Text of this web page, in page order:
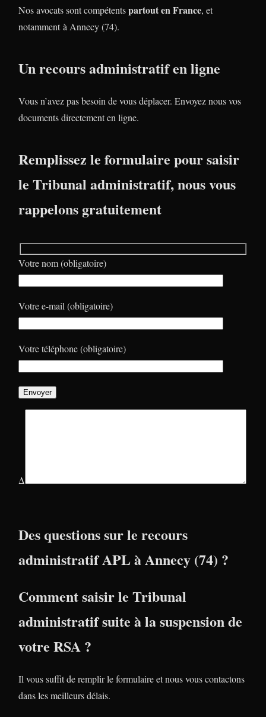
Nos avocats sont compétentspartout en France, et
notamment à Annecy (74).
Un recours administratif en ligne
Vous n’avez pas besoin de vous déplacer. Envoyez nous vos
documents directement en ligne.
Remplissez le formulaire pour saisir
le Tribunal administratif, nous vous
rappelons gratuitement
Votre nom (obligatoire)
Votre e-mail (obligatoire)
Votre téléphone (obligatoire)
Δ
Des questions sur le recours
administratif APL à Annecy (74) ?
Comment saisir le Tribunal
administratif suite à la suspension de
votre RSA ?
Il vous suffit de remplir le formulaire et nous vous contactons
dans les meilleurs délais.